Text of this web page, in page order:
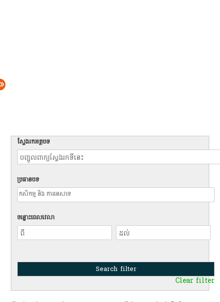
ស្វែងរកអត្ថបទ
ប្រធានបទ
ចន្លោះពេលវេលា
Clear filter